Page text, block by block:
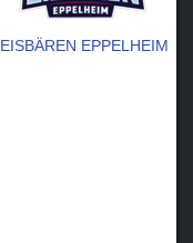
EISBÄREN EPPELHEIM